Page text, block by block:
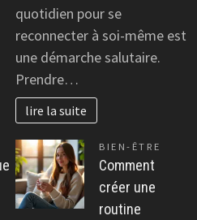
quotidien pour se
reconnecter à soi-même est
une démarche salutaire.
Prendre…
lire la suite
BIEN-ÊTRE
Comment
créer une
routine